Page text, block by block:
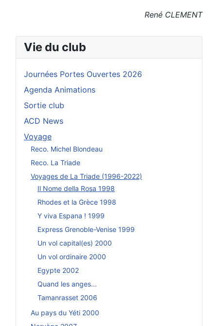
Vie du club
Journées Portes Ouvertes 2026
Agenda Animations
Sortie club
ACD News
Voyage
Reco. Michel Blondeau
Reco. La Triade
Voyages de La Triade (1996-2022)
Il Nome della Rosa 1998
Rhodes et la Grèce 1998
Y viva Espana ! 1999
Express Grenoble-Venise 1999
Un vol capital(es) 2000
Un vol ordinaire 2000
Egypte 2002
Quand les anges...
Tamanrasset 2006
Au pays du Yéti 2000
René CLEMENT